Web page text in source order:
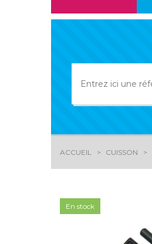
ACCUEIL CUISSON
En stock